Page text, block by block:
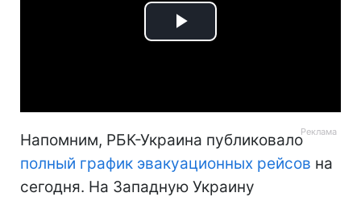
Play
Напомним, РБК-Украина публиковало
полный график эвакуационных рейсов на
сегодня. На Западную Украину